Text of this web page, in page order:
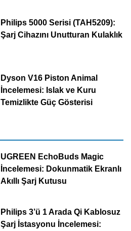
Philips 5000 Serisi (TAH5209):
Şarj Cihazını Unutturan Kulaklık
Dyson V16 Piston Animal
İncelemesi: Islak ve Kuru
Temizlikte Güç Gösterisi
UGREEN EchoBuds Magic
İncelemesi: Dokunmatik Ekranlı
Akıllı Şarj Kutusu
Philips 3’ü 1 Arada Qi Kablosuz
Şarj İstasyonu İncelemesi: